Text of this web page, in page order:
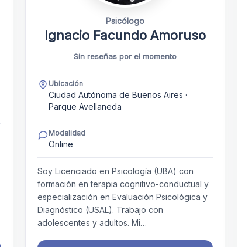
Psicólogo
Ignacio Facundo Amoruso
Sin reseñas por el momento
Ubicación
Ciudad Autónoma de Buenos Aires ·
Parque Avellaneda
Modalidad
Online
Soy Licenciado en Psicología (UBA) con
formación en terapia cognitivo-conductual y
especialización en Evaluación Psicológica y
Diagnóstico (USAL). Trabajo con
adolescentes y adultos. Mi…